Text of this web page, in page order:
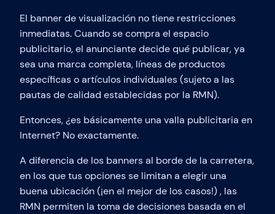
El banner de visualización no tiene restricciones
inmediatas. Cuando se compra el espacio
publicitario, el anunciante decide qué publicar, ya
sea una marca completa, líneas de productos
específicas o artículos individuales (sujeto a las
pautas de calidad establecidas por la RMN).
Entonces, ¿es básicamente una valla publicitaria en
Internet? No exactamente.
A diferencia de los banners al borde de la carretera,
en los que tus opciones se limitan a elegir una
buena ubicación (¡en el mejor de los casos!) , las
RMN permiten la toma de decisiones basada en el